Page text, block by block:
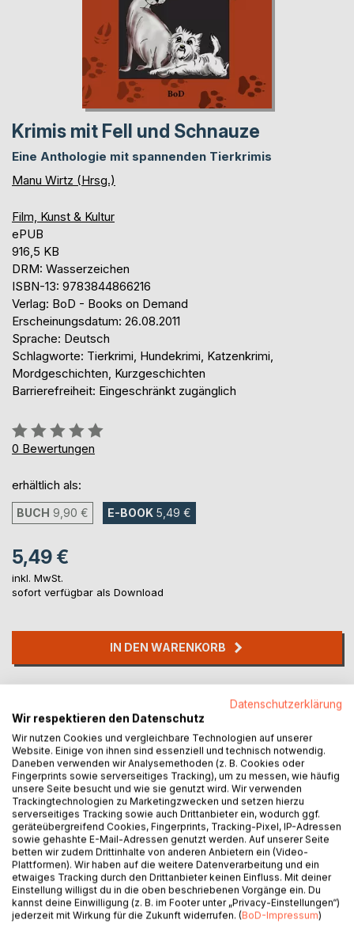
Krimis mit Fell und Schnauze
Eine Anthologie mit spannenden Tierkrimis
Manu Wirtz (Hrsg.)
Film, Kunst & Kultur
ePUB
916,5 KB
DRM: Wasserzeichen
ISBN-13: 9783844866216
Verlag: BoD - Books on Demand
Erscheinungsdatum: 26.08.2011
Sprache: Deutsch
Schlagworte: Tierkrimi, Hundekrimi, Katzenkrimi,
Mordgeschichten, Kurzgeschichten
Barrierefreiheit: Eingeschränkt zugänglich
Bewertung::
0%
0 Bewertungen
erhältlich als:
BUCH 9,90 € E-BOOK 5,49 €
5,49 €
inkl. MwSt.
sofort verfügbar als Download
IN DEN WARENKORB
Titel bewerten
BESCHREIBUNG
Sie schleichen auf Samtpfoten zum Tatort. Ihre
Knopfaugen erblicken vom Himmel das Grauen. Mit feinen
Nasen wittern sie die Angst und Wut der Täter. Die Haut ist
haarig, schuppig, borstig, streichelweich oder glänzend
Datenschutzerklärung
Wir respektieren den Datenschutz
Wir nutzen Cookies und vergleichbare Technologien auf unserer
Website. Einige von ihnen sind essenziell und technisch notwendig.
Daneben verwenden wir Analysemethoden (z. B. Cookies oder
Fingerprints sowie serverseitiges Tracking), um zu messen, wie häufig
unsere Seite besucht und wie sie genutzt wird. Wir verwenden
Trackingtechnologien zu Marketingzwecken und setzen hierzu
serverseitiges Tracking sowie auch Drittanbieter ein, wodurch ggf.
geräteübergreifend Cookies, Fingerprints, Tracking-Pixel, IP-Adressen
sowie gehashte E-Mail-Adressen genutzt werden. Auf unserer Seite
betten wir zudem Drittinhalte von anderen Anbietern ein (Video-
Plattformen). Wir haben auf die weitere Datenverarbeitung und ein
etwaiges Tracking durch den Drittanbieter keinen Einfluss. Mit deiner
Einstellung willigst du in die oben beschriebenen Vorgänge ein. Du
kannst deine Einwilligung (z. B. im Footer unter „Privacy-Einstellungen“)
jederzeit mit Wirkung für die Zukunft widerrufen. (BoD-Impressum)